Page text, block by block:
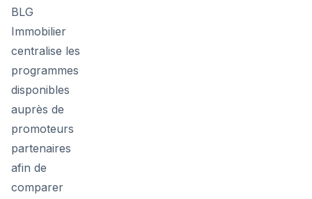
BLG
Immobilier
centralise les
programmes
disponibles
auprès de
promoteurs
partenaires
afin de
comparer